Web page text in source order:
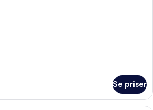
Se priser